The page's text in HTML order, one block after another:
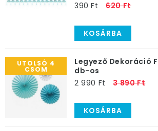
390 Ft
620 Ft
KOSÁRBA
UTOLSÓ 4
CSOM
Legyező Dekoráció
db-os
2 990 Ft
3 890 Ft
KOSÁRBA